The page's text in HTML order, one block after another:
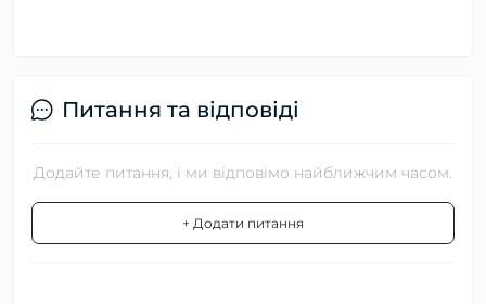
Питання та відповіді
Додайте питання, і ми відповімо найближчим часом.
+ Додати питання